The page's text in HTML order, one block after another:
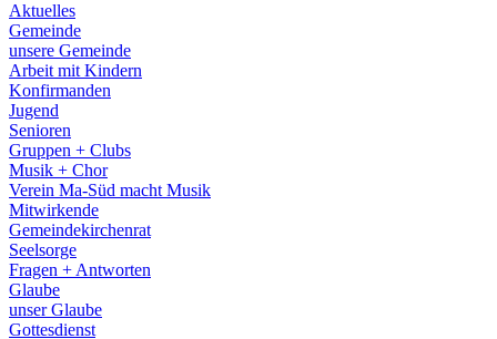
Aktuelles
Gemeinde
unsere Gemeinde
Arbeit mit Kindern
Konfirmanden
Jugend
Senioren
Gruppen + Clubs
Musik + Chor
Verein Ma-Süd macht Musik
Mitwirkende
Gemeindekirchenrat
Seelsorge
Fragen + Antworten
Glaube
unser Glaube
Gottesdienst